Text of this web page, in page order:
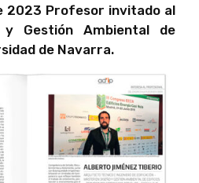
2023 Profesor invitado al
Gestión Ambiental de
de Navarra.